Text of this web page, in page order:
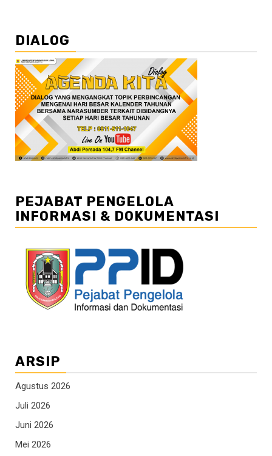
DIALOG
PEJABAT PENGELOLA
INFORMASI & DOKUMENTASI
ARSIP
Agustus 2026
Juli 2026
Juni 2026
Mei 2026